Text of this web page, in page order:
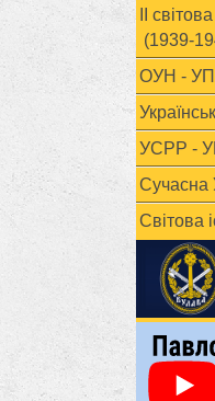
ІІ
(1939-
ОУН -
УСРР -
Сучасна
Світова